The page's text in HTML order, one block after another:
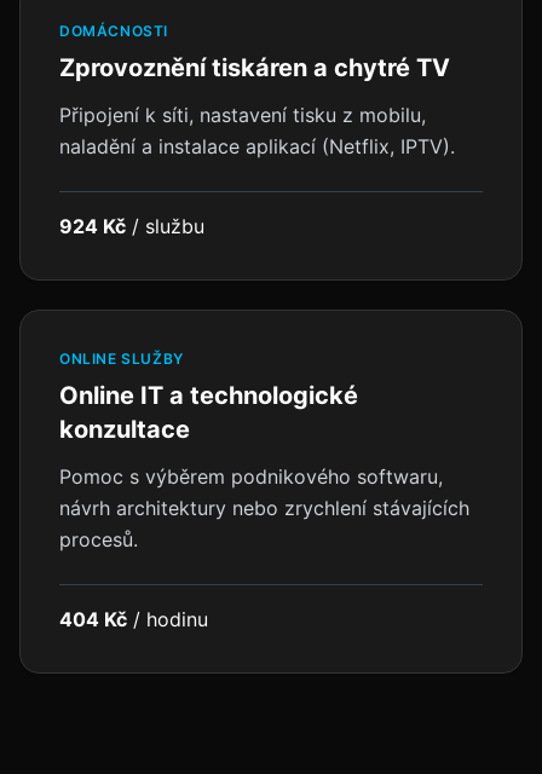
DOMÁCNOSTI
Zprovoznění tiskáren a chytré TV
Připojení k síti, nastavení tisku z mobilu,
naladění a instalace aplikací (Netflix, IPTV).
924 Kč / službu
ONLINE SLUŽBY
Online IT a technologické
konzultace
Pomoc s výběrem podnikového softwaru,
návrh architektury nebo zrychlení stávajících
procesů.
404 Kč / hodinu